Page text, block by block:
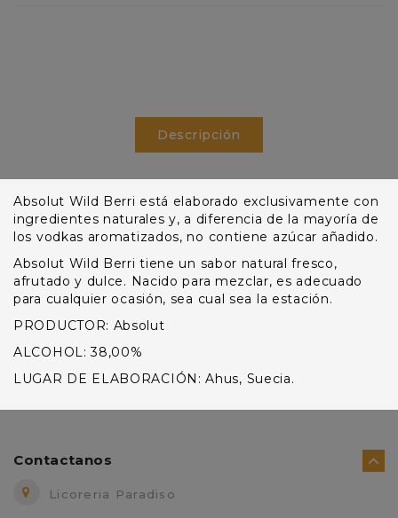
Descripción
Absolut Wild Berri está elaborado exclusivamente con
ingredientes naturales y, a diferencia de la mayoría de
los vodkas aromatizados, no contiene azúcar añadido.
Absolut Wild Berri tiene un sabor natural fresco,
afrutado y dulce. Nacido para mezclar, es adecuado
para cualquier ocasión, sea cual sea la estación.
PRODUCTOR: Absolut
ALCOHOL: 38,00%
LUGAR DE ELABORACIÓN: Ahus, Suecia.
Contactanos
Licoreria Paradiso